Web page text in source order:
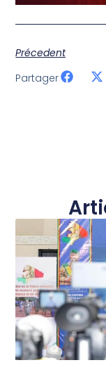
Précedent
Partager